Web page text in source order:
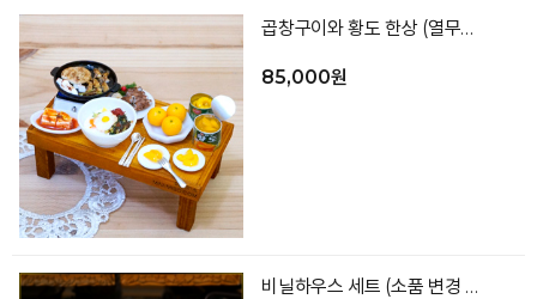
곱창구이와 황도 한상 (열무비빔밥 등)
85,000원
비닐하우스 세트 (소품 변경 가능)